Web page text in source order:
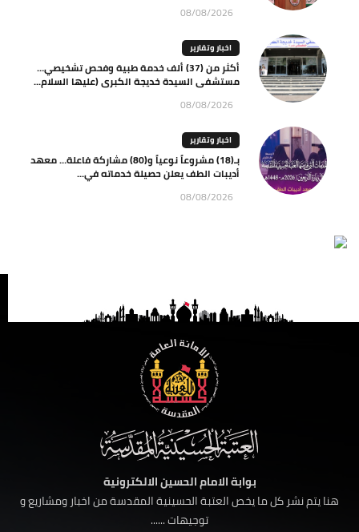
08/08/2026
اخبار وتقارير
أكثر من (37) ألف خدمة طبية وفحص تشخيصي…
مستشفى السيدة خديجة الكبرى (عليها السلام...
08/08/2026
اخبار وتقارير
بـ(18) مشروعاً نوعياً و(80) مشاركة فاعلة… معهد
أديبات الطف يعلن حصيلة خدماته في...
08/08/2026
بوابة الامام الحسين الالكترونية
هنا يتم نشر كل ما يخص العتبة الحسينية المقدسة من اخبار ومشاريع و
توجيهات ......